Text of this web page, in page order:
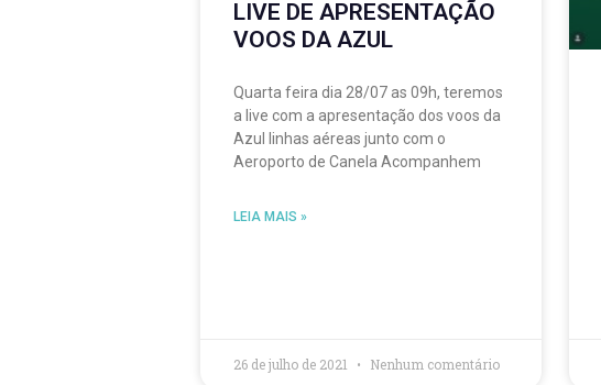
LIVE DE APRESENTAÇÃO
VOOS DA AZUL
Quarta feira dia 28/07 as 09h, teremos
a live com a apresentação dos voos da
Azul linhas aéreas junto com o
Aeroporto de Canela Acompanhem
LEIA MAIS »
26 de julho de 2021 Nenhum comentário